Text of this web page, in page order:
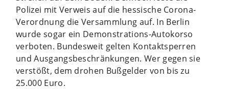
Polizei mit Verweis auf die hessische Corona-
Verordnung die Versammlung auf. In Berlin
wurde sogar ein Demonstrations-Autokorso
verboten. Bundesweit gelten Kontaktsperren
und Ausgangsbeschränkungen. Wer gegen sie
verstößt, dem drohen Bußgelder von bis zu
25.000 Euro.